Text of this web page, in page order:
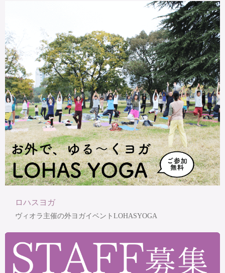
ロハスヨガ
ヴィオラ主催の外ヨガイベントLOHASYOGA